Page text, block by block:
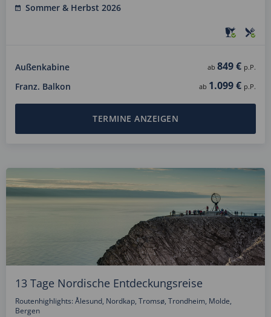
Sommer & Herbst 2026
Außenkabine ab 849 € p.P.
Franz. Balkon ab 1.099 € p.P.
TERMINE ANZEIGEN
13 Tage Nordische Entdeckungsreise
Routenhighlights: Ålesund, Nordkap, Tromsø, Trondheim, Molde,
Bergen